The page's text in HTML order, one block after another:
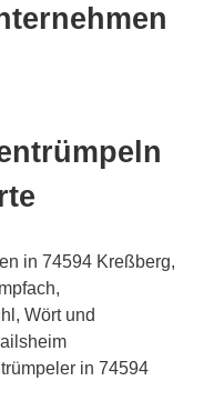
in 74594 Kreßberg,
Wört und
in 74594